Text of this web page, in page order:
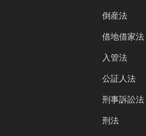
倒産法
借地借家法
入管法
公証人法
刑事訴訟法
刑法